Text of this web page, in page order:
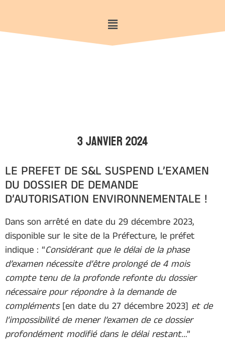
3 janvier 2024
LE PREFET DE S&L SUSPEND L’EXAMEN
DU DOSSIER DE DEMANDE
D’AUTORISATION ENVIRONNEMENTALE !
Dans son arrêté en date du 29 décembre 2023,
disponible sur le site de la Préfecture, le préfet
indique : “Considérant que le délai de la phase
d’examen nécessite d’être prolongé de 4 mois
compte tenu de la profonde refonte du dossier
nécessaire pour répondre à la demande de
compléments[en date du 27 décembre 2023] et de
l’impossibilité de mener l’examen de ce dossier
profondément modifié dans le délai restant...”